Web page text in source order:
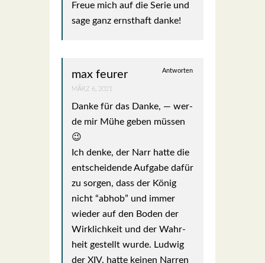
Freue mich auf die Serie und
sage ganz ernst­haft dan­ke!
max feurer Antworten
MÄRZ 6, 2021
Dan­ke für das Dan­ke, — wer­
de mir Mühe geben müs­sen
😉
Ich den­ke, der Narr hat­te die
ent­schei­den­de Auf­ga­be dafür
zu sor­gen, dass der König
nicht “abhob” und immer
wie­der auf den Boden der
Wirk­lich­keit und der Wahr­
heit gestellt wur­de. Lud­wig
der XIV. hat­te kei­nen Nar­ren